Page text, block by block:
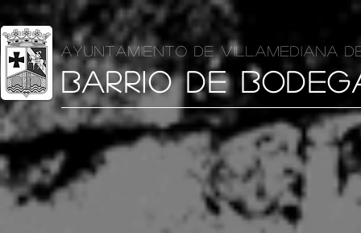
AYUNTAMIENTO DE VILLAMEDIANA
BARRIO DE